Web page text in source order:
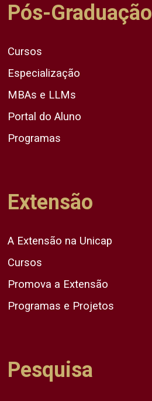
Pós-Graduação
Cursos
Especialização
MBAs e LLMs
Portal do Aluno
Programas
Extensão
A Extensão na Unicap
Cursos
Promova a Extensão
Programas e Projetos
Pesquisa